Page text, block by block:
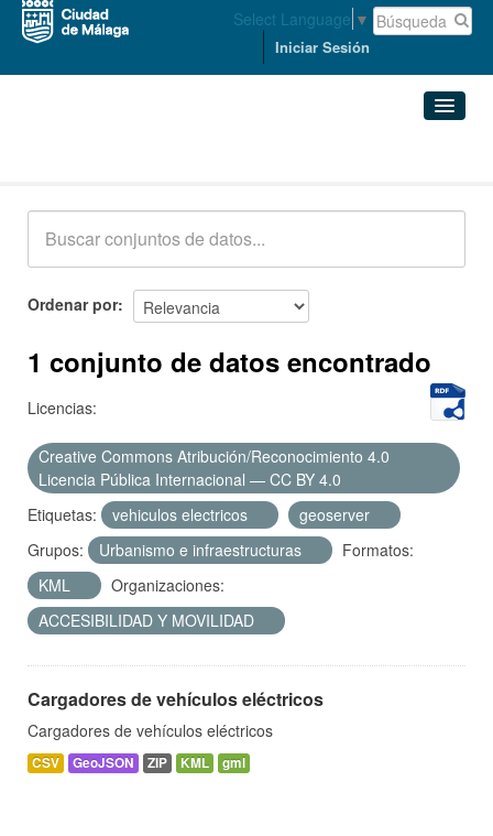
Select Language ▼
Iniciar Sesión
Acerca de
Ordenar por
1 conjunto de datos encontrado
Licencias:
Creative Commons Atribución/Reconocimiento 4.0
Licencia Pública Internacional — CC BY 4.0
Etiquetas:
vehiculos electricos
geoserver
Grupos:
Urbanismo e infraestructuras
Formatos:
KML
Organizaciones:
ACCESIBILIDAD Y MOVILIDAD
Cargadores de vehículos eléctricos
Cargadores de vehículos eléctricos
CSV GeoJSON ZIP KML gml